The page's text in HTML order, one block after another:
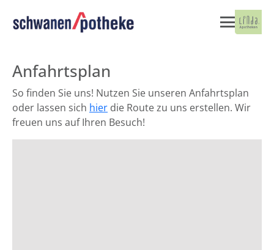
Anfahrtsplan
So finden Sie uns! Nutzen Sie unseren Anfahrtsplan
oder lassen sich hier die Route zu uns erstellen. Wir
freuen uns auf Ihren Besuch!